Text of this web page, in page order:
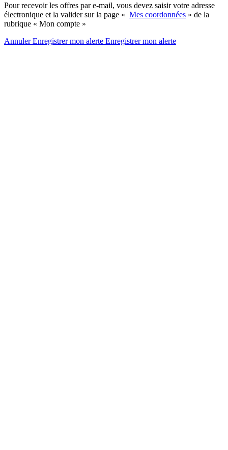
Pour recevoir les offres par e-mail, vous devez saisir votre adresse
électronique et la valider sur la page « Mes coordonnées » de la
rubrique « Mon compte »
AnnulerEnregistrer mon alerte Enregistrermon alerte